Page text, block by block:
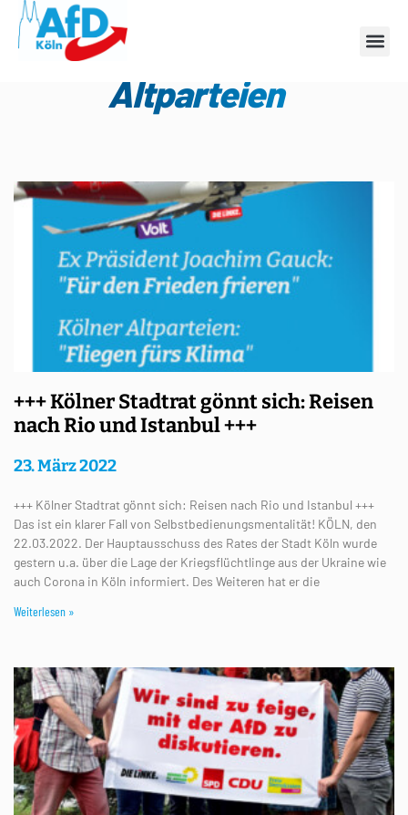
Schlagwort:
Altparteien
+++ Kölner Stadtrat gönnt sich: Reisen
nach Rio und Istanbul +++
23. März 2022
+++ Kölner Stadtrat gönnt sich: Reisen nach Rio und Istanbul +++
Das ist ein klarer Fall von Selbstbedienungsmentalität! KÖLN, den
22.03.2022. Der Hauptausschuss des Rates der Stadt Köln wurde
gestern u.a. über die Lage der Kriegsflüchtlinge aus der Ukraine wie
auch Corona in Köln informiert. Des Weiteren hat er die
Weiterlesen »